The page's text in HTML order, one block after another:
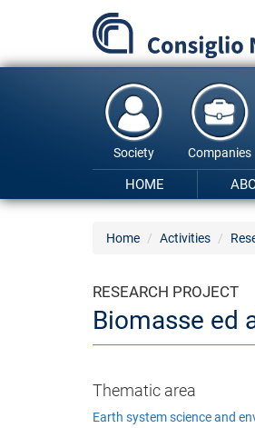
content
Society Companies
HOME
Home Activities
RESEARCH PROJECT
Biomasse ed
Thematic area
Earth system science and